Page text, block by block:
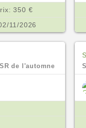
350 €
11/2026
de l'automne